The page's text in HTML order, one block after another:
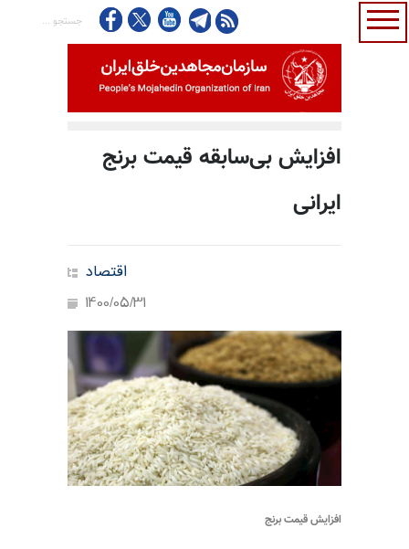
افزایش بی‌سابقه قیمت برنج
ایرانی
اقتصاد
1400/05/31
افزایش قیمت برنج